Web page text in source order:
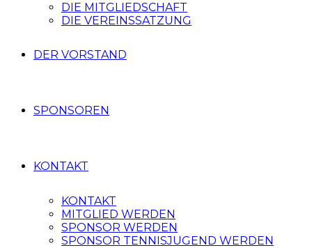
DIE MITGLIEDSCHAFT
DIE VEREINSSATZUNG
DER VORSTAND
SPONSOREN
KONTAKT
KONTAKT
MITGLIED WERDEN
SPONSOR WERDEN
SPONSOR TENNISJUGEND WERDEN